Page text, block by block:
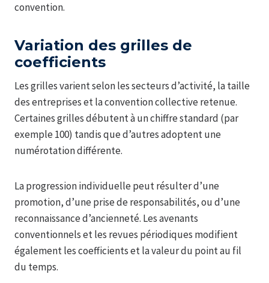
convention.
Variation des grilles de
coefficients
Les grilles varient selon les secteurs d’activité, la taille
des entreprises et la convention collective retenue.
Certaines grilles débutent à un chiffre standard (par
exemple 100) tandis que d’autres adoptent une
numérotation différente.
La progression individuelle peut résulter d’une
promotion, d’une prise de responsabilités, ou d’une
reconnaissance d’ancienneté. Les avenants
conventionnels et les revues périodiques modifient
également les coefficients et la valeur du point au fil
du temps.